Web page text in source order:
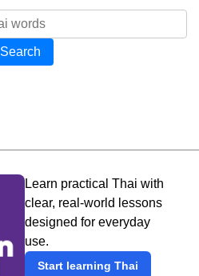
Search
Learn practical Thai with
clear, real-world lessons
designed for everyday
use.
Start learning Thai